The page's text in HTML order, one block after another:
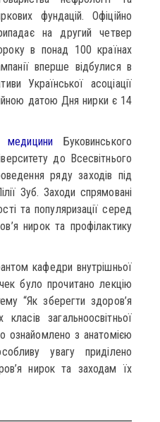
фундацій. Офіційно
на другий четвер
в понад 100 країнах
вперше відбулися в
Української асоціації
датою Дня нирки є 14
медициниБуковинського
до Всесвітнього
ряду заходів під
Зуб. Заходи спрямовані
та популяризації серед
нирок та профілактику
кафедри внутрішньої
було прочитано лекцію
“Як зберегти здоров’я
загальноосвітньої
з анатомією
увагу приділено
нирок та заходам їх